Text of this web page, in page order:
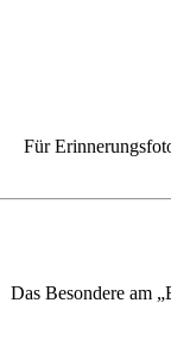
Für
Das Besondere am